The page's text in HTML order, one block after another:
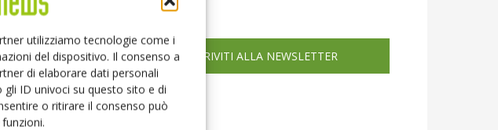
utilizziamo tecnologie come i
del dispositivo. Il consenso a
di elaborare dati personali
ID univoci su questo sito e di
o ritirare il consenso può
ISCRIVITI ALLA NEWSLETTER